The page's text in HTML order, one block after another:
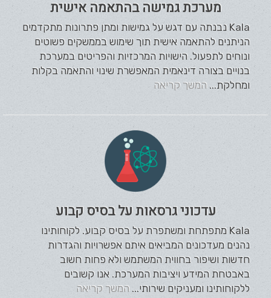
מערכת גמישה בהתאמה אישית
Kala נבנתה עם דגש על גמישות ומתן פתרונות מתקדמים
הניתנים להתאמה אישית תוך שימוש בממשקים פשוטים
ונוחים לתפעול. הישויות המרכזיות והפריטים במערכת
בנויים בצורה דינאמית המאפשרת שינוי והתאמה בקלות
ומחלקת... המשך קריאה
עדכוני גרסאות על בסיס קבוע
Kala מתפתחת ומשתפרת על בסיס קבוע. לקוחותינו
נהנים מעדכונים המביאים איתם אפשרויות והגדרות
חדשות ושיפור בחווית המשתמש ולא פחות חשוב
באבטחת המידע ויציבות המערכת. אנו קשובים
ללקוחותינו ומעניקים שירותי... המשך קריאה